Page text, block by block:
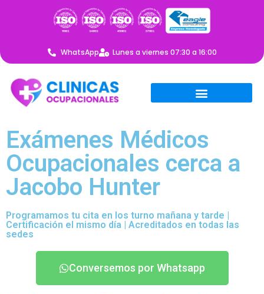
WhatsApp Lunes a viernes 07:30 a 16:00
Exámenes Médicos
Ocupacionales cerca a
Jacobo Hunter
Programamos tu cita en los turno mañana y tarde |
Certificación el mismo día | Acreditados en todas las
sedes
Conversemos por Whatsapp